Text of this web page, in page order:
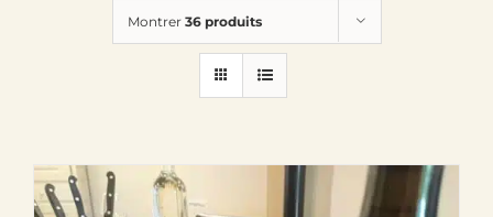
Montrer 36 produits